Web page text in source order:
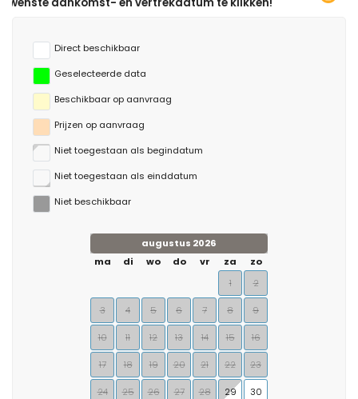
Direct beschikbaar
Geselecteerde data
Beschikbaar op aanvraag
Prijzen op aanvraag
Niet toegestaan als begindatum
Niet toegestaan als einddatum
Niet beschikbaar
augustus 2026
ma
di wo do vr za
zo
1
2
3 4 5 6 7 8 9
10 11 12 13 14 15 16
17 18 19 20 21 22 23
24 25 26 27 28 29 30